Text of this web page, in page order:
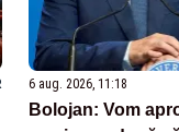
6 aug. 2026, 11:18
Bolojan: Vom